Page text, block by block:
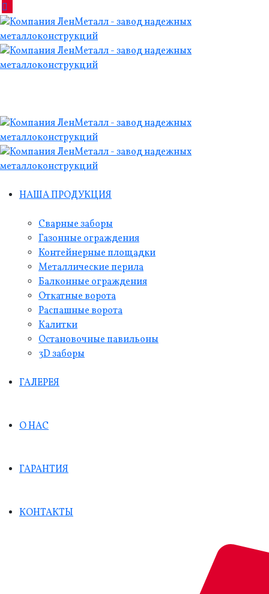
НАША ПРОДУКЦИЯ
Сварные заборы
Газонные ограждения
Контейнерные площадки
Металлические перила
Балконные ограждения
Откатные ворота
Распашные ворота
Калитки
Остановочные павильоны
3D заборы
ГАЛЕРЕЯ
О НАС
ГАРАНТИЯ
КОНТАКТЫ